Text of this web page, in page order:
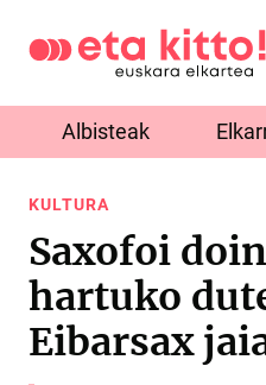
Albisteak
KULTURA
Saxofoi
hartuko
Eibarsax